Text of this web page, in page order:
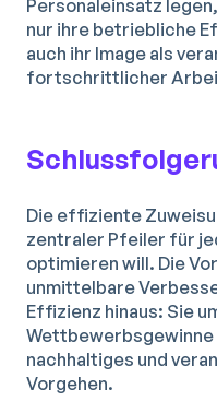
Personaleinsatz
nur ihre betriebliche
auch ihr Image als
fortschrittlicher
Die effiziente
zentraler Pfeiler für
optimieren will. Die
unmittelbare
Effizienz hinaus: Sie
nachhaltiges und
Vorgehen.